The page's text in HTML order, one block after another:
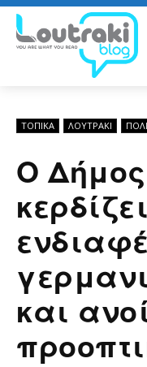
ΤΟΠΙΚΑ ΛΟΥΤΡΆΚΙ
Ο
και